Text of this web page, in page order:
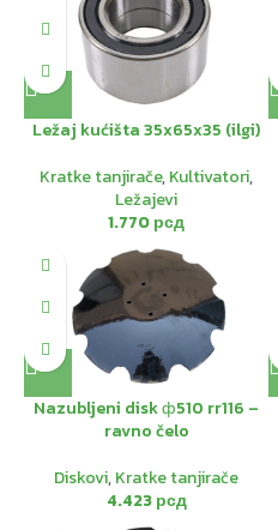
Ležaj kućišta 35x65x35 (ilgi)
Kratke tanjirače,Kultivatori,
Ležajevi
1.770рсд
Nazubljeni disk ф510 rr116 –
ravno čelo
Diskovi,Kratke tanjirače
4.423рсд